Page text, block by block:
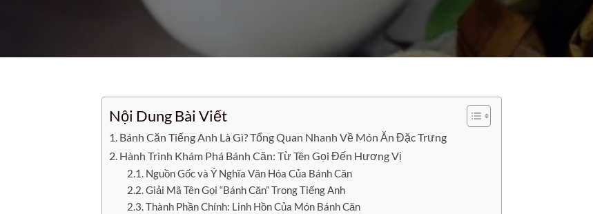
Nội Dung Bài Viết
Bánh Căn Tiếng Anh Là Gì? Tổng Quan Nhanh Về Món Ăn Đặc Trưng
Hành Trình Khám Phá Bánh Căn: Từ Tên Gọi Đến Hương Vị
Nguồn Gốc và Ý Nghĩa Văn Hóa Của Bánh Căn
Giải Mã Tên Gọi “Bánh Căn” Trong Tiếng Anh
Thành Phần Chính: Linh Hồn Của Món Bánh Căn